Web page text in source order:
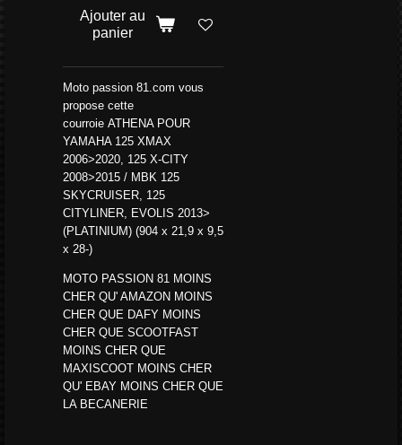
Ajouter au
panier
Moto passion 81.com vous
propose cette
courroie ATHENA POUR
YAMAHA 125 XMAX
2006>2020, 125 X-CITY
2008>2015 / MBK 125
SKYCRUISER, 125
CITYLINER, EVOLIS 2013>
(PLATINIUM) (904 x 21,9 x 9,5
x 28-)
MOTO PASSION 81 MOINS
CHER QU' AMAZON MOINS
CHER QUE DAFY MOINS
CHER QUE SCOOTFAST
MOINS CHER QUE
MAXISCOOT MOINS CHER
QU' EBAY MOINS CHER QUE
LA BECANERIE